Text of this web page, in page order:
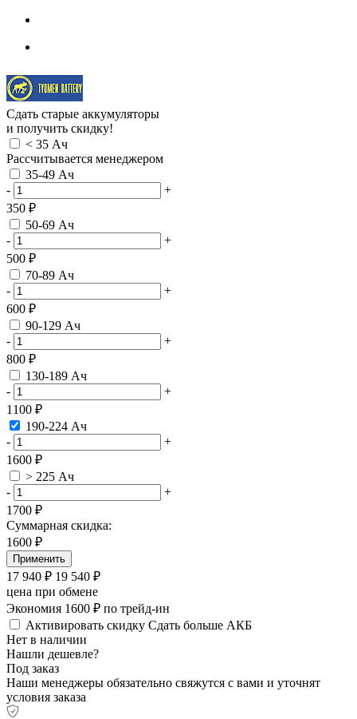
Сдать старые аккумуляторы
и получить скидку!
< 35 Ач
Рассчитывается менеджером
35-49 Ач
-
+
350 ₽
50-69 Ач
-
+
500 ₽
70-89 Ач
-
+
600 ₽
90-129 Ач
-
+
800 ₽
130-189 Ач
-
+
1100 ₽
190-224 Ач
-
+
1600 ₽
> 225 Ач
-
+
1700 ₽
Суммарная скидка:
1600 ₽
Применить
17 940 ₽ 19 540 ₽
цена при обмене
Экономия 1600 ₽ по трейд-ин
Активировать скидку Сдать больше АКБ
Нет в наличии
Нашли дешевле?
Под заказ
Наши менеджеры обязательно свяжутся с вами и уточнят
условия заказа